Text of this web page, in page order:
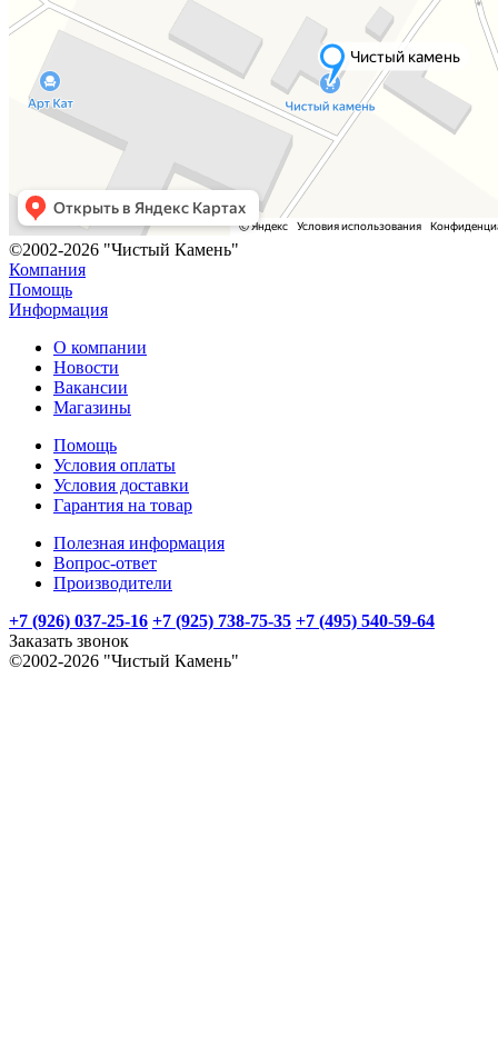
©2002-2026 "Чистый Камень"
Компания
Помощь
Информация
О компании
Новости
Вакансии
Магазины
Помощь
Условия оплаты
Условия доставки
Гарантия на товар
Полезная информация
Вопрос-ответ
Производители
+7 (926) 037-25-16 +7 (925) 738-75-35 +7 (495) 540-59-64
Заказать звонок
©2002-2026 "Чистый Камень"